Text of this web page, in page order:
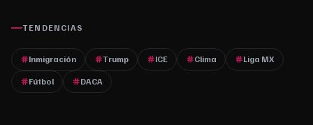
TENDENCIAS
Inmigración Trump ICE Clima Liga MX
Fútbol DACA